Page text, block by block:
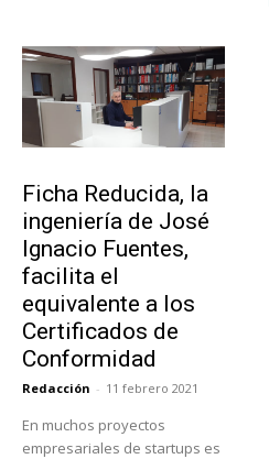
Ficha Reducida, la
ingeniería de José
Ignacio Fuentes,
facilita el
equivalente a los
Certificados de
Conformidad
Redacción - 11 febrero 2021
En muchos proyectos
empresariales de startups es